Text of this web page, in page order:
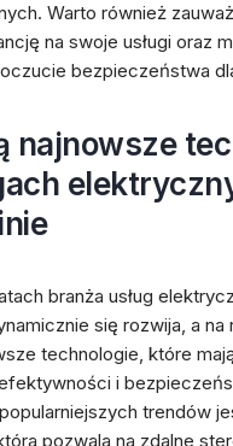
Warto również
na swoje usługi oraz
bezpieczeństwa
najnowsze
branża usług
się rozwija, a na
technologie, które
i
trendów
pozwala na zdalne